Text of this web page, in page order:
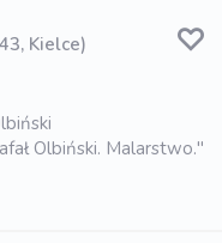
Kielce)
Olbiński. Malarstwo."